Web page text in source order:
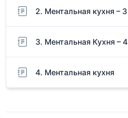
2. Ментальная кухня – 3
3. Ментальная Кухня – 4
4. Ментальная кухня